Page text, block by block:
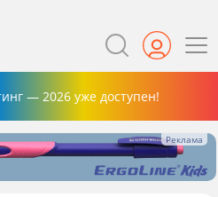
— 2026 уже доступен!